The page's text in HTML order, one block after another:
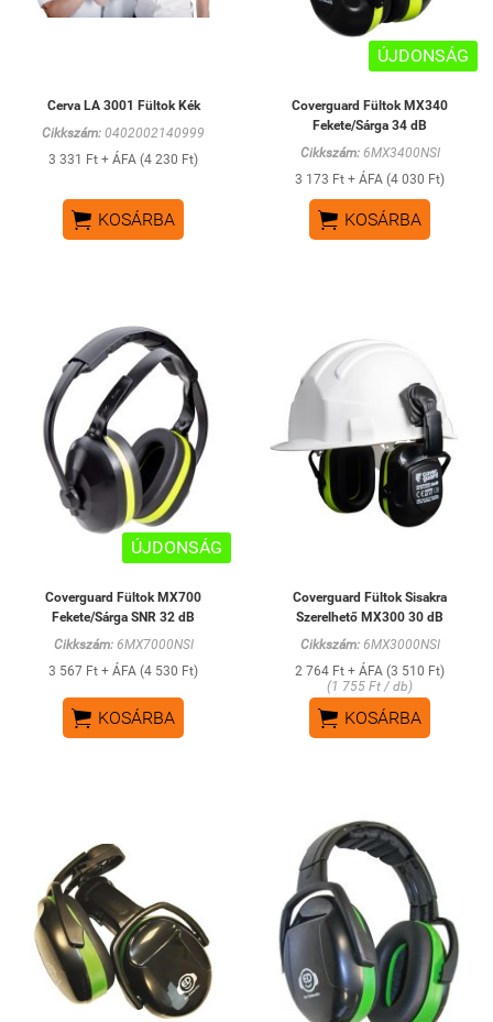
Cerva LA 3001 Fültok Kék
Cikkszám: 0402002140999
3 331 Ft + ÁFA (4 230 Ft)
 KOSÁRBA
ÚJDONSÁG
Coverguard Fültok MX340
Fekete/Sárga 34 dB
Cikkszám:6MX3400NSI
3 173 Ft + ÁFA (4 030 Ft)
 KOSÁRBA
ÚJDONSÁG
Coverguard Fültok MX700
Fekete/Sárga SNR 32 dB
Cikkszám:6MX7000NSI
3 567 Ft + ÁFA (4 530 Ft)
 KOSÁRBA
Coverguard Fültok Sisakra
Szerelhető MX300 30 dB
Cikkszám:6MX3000NSI
2 764 Ft + ÁFA (3 510 Ft)
(1 755 Ft / db)
 KOSÁRBA